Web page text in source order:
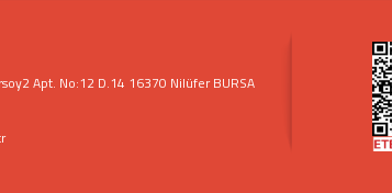
Apt. No:12 D.14 16370 Nilüfer BURSA